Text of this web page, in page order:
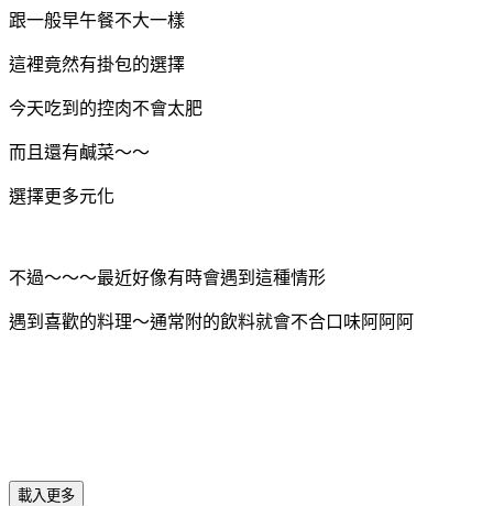
跟一般早午餐不大一樣
這裡竟然有掛包的選擇
今天吃到的控肉不會太肥
而且還有鹹菜～～
選擇更多元化
不過～～～最近好像有時會遇到這種情形
遇到喜歡的料理～通常附的飲料就會不合口味阿阿阿
載入更多